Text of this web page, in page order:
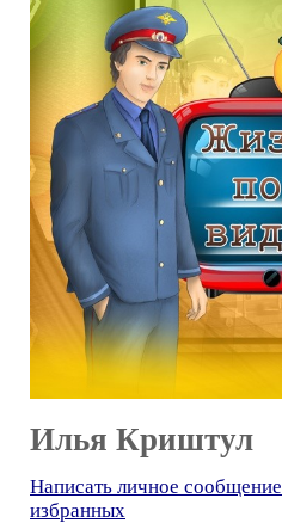
Илья Криштул
Написать личное сообщение
избранных